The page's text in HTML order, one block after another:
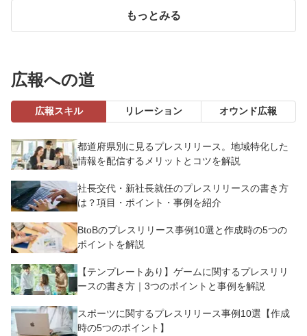
もっとみる
広報への道
広報スキル リレーション オウンド広報
都道府県別に見るプレスリリース。地域特化した
情報を配信するメリットとコツを解説
社長交代・新社長就任のプレスリリースの書き方
は？項目・ポイント・事例を紹介
BtoBのプレスリリース事例10選と作成時の5つの
ポイントを解説
【テンプレートあり】ゲームに関するプレスリリ
ースの書き方｜3つのポイントと事例を解説
スポーツに関するプレスリリース事例10選【作成
時の5つのポイント】